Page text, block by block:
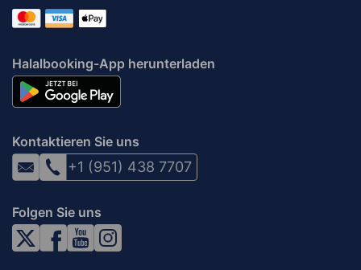
Halalbooking-App herunterladen
Kontaktieren Sie uns
+1 (951) 438 7707
Folgen Sie uns